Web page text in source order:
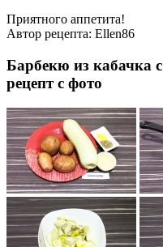
Приятного аппетита!
Автор рецепта: Ellen86
Барбекю из кабачка
рецепт с фото